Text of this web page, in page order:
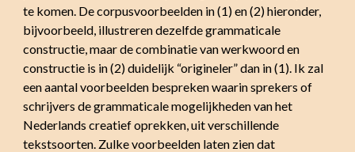
te komen. De corpusvoorbeelden in (1) en (2) hieronder,
bijvoorbeeld, illustreren dezelfde grammaticale
constructie, maar de combinatie van werkwoord en
constructie is in (2) duidelijk “origineler” dan in (1). Ik zal
een aantal voorbeelden bespreken waarin sprekers of
schrijvers de grammaticale mogelijkheden van het
Nederlands creatief oprekken, uit verschillende
tekstsoorten. Zulke voorbeelden laten zien dat